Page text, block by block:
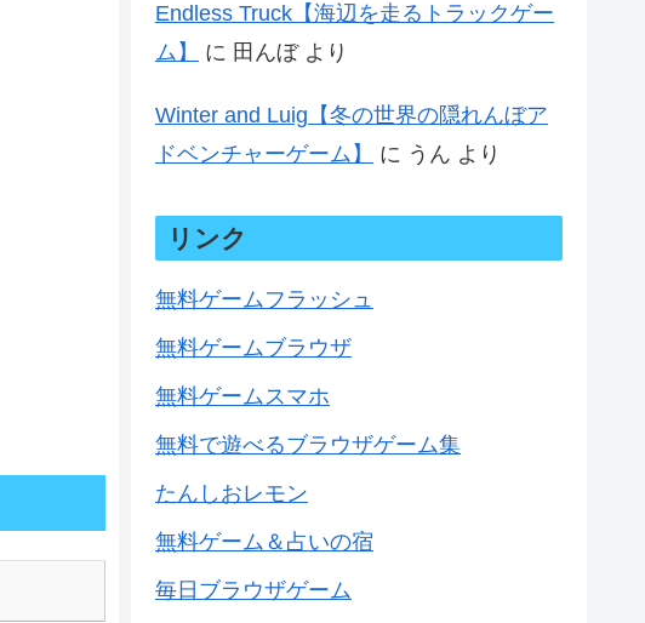
Endless Truck【海辺を走るトラックゲー
ム】
に 田んぼより
Winter and Luig【冬の世界の隠れんぼア
ドベンチャーゲーム】
に うん より
リンク
無料ゲームフラッシュ
無料ゲームブラウザ
無料ゲームスマホ
無料で遊べるブラウザゲーム集
たんしおレモン
無料ゲーム＆占いの宿
毎日ブラウザゲーム